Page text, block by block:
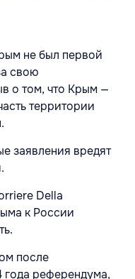
не был первой
свою
о том, что Крым —
территории
заявления вредят
Della
к России
после
года референдума,